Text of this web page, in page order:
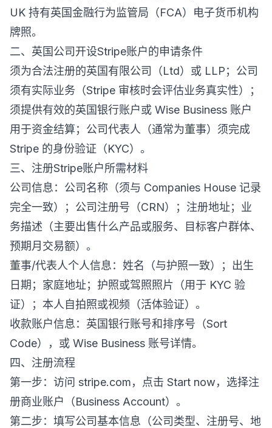
UK 持有英国金融行为监管局（FCA）电子货币机构
牌照。
二、英国公司开设Stripe账户的申请条件
须为合法注册的英国有限公司（Ltd）或 LLP；公司
须有实际业务（Stripe 审核时会评估业务真实性）；
须提供有效的英国银行账户或 Wise Business 账户
用于资金结算；公司代表人（通常为董事）须完成
Stripe 的身份验证（KYC）。
三、注册Stripe账户所需材料
公司信息：公司名称（须与 Companies House 记录
完全一致）；公司注册号（CRN）；注册地址；业
务描述（主要出售什么产品或服务、目标客户群体、
预期月交易额）。
董事/代表人个人信息：姓名（与护照一致）；出生
日期；家庭地址；护照或驾照照片（用于 KYC 验
证）；本人自拍照或视频（活体验证）。
收款账户信息：英国银行账号和排序号（Sort
Code），或 Wise Business 账号详情。
四、注册流程
第一步：访问 stripe.com，点击 Start now，选择注
册商业账户（Business Account）。
第二步：填写公司基本信息（公司类型、注册号、地